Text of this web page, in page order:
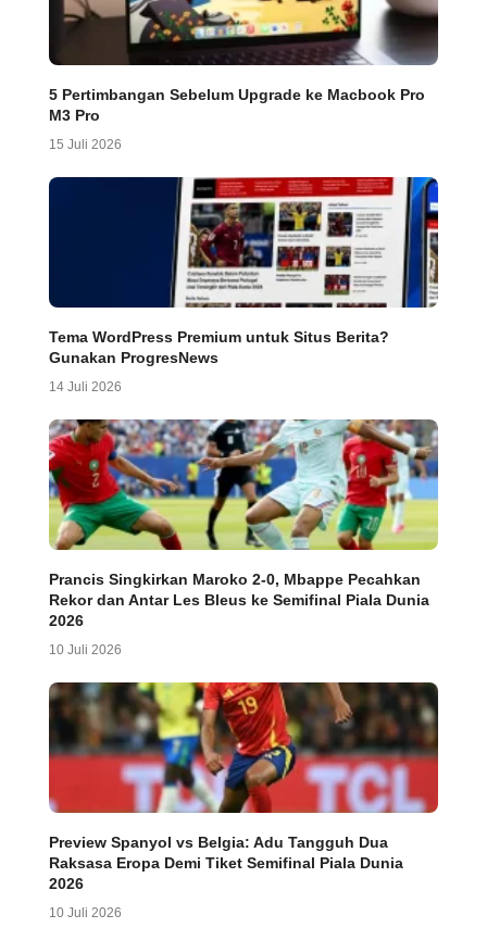
5 Pertimbangan Sebelum Upgrade ke Macbook Pro
M3 Pro
15 Juli 2026
Tema WordPress Premium untuk Situs Berita?
Gunakan ProgresNews
14 Juli 2026
Prancis Singkirkan Maroko 2-0, Mbappe Pecahkan
Rekor dan Antar Les Bleus ke Semifinal Piala Dunia
2026
10 Juli 2026
Preview Spanyol vs Belgia: Adu Tangguh Dua
Raksasa Eropa Demi Tiket Semifinal Piala Dunia
2026
10 Juli 2026